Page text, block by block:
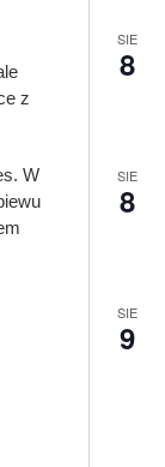
z
W
SIE
8
SIE
8
SIE
9